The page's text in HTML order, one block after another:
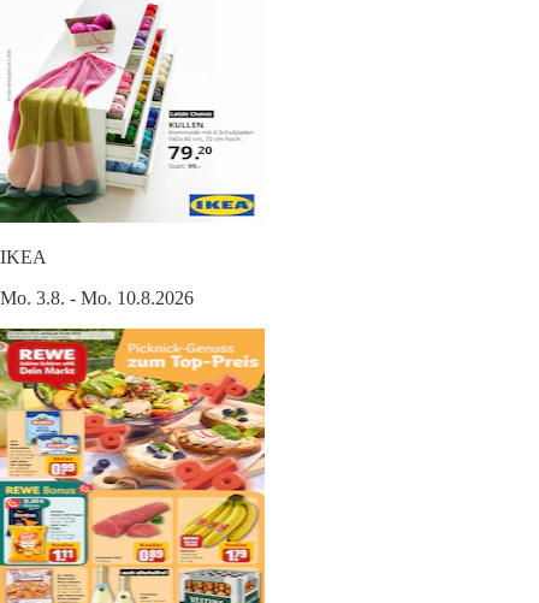
IKEA
Mo. 3.8. - Mo. 10.8.2026